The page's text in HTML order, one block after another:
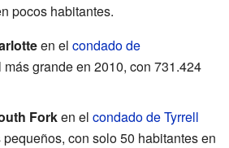
pocos habitantes.
en el condado de
más grande en 2010, con 731.424
Forken el condado de Tyrrell
con solo 50 habitantes en